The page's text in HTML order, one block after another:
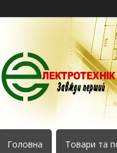
Головна Товари та